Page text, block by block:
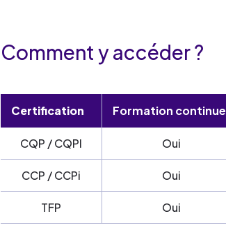
Comment y accéder ?
Certification Formation continue
CQP / CQPI Oui
CCP / CCPi Oui
TFP Oui